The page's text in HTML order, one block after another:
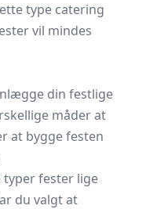
type catering
vil mindes
din festlige
måder at
at bygge festen
fester lige
du valgt at